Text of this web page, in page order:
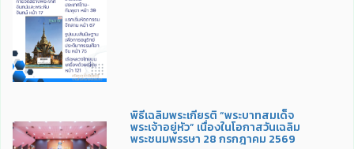
พิธีเฉลิมพระเกียรติ “พระบาทสมเด็จ
พระเจ้าอยู่หัว” เนื่องในโอกาสวันเฉลิม
พระชนมพรรษา 28 กรกฎาคม 2569